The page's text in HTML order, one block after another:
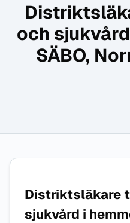
och
SÄBO,
Distriktsläkare
sjukvård i